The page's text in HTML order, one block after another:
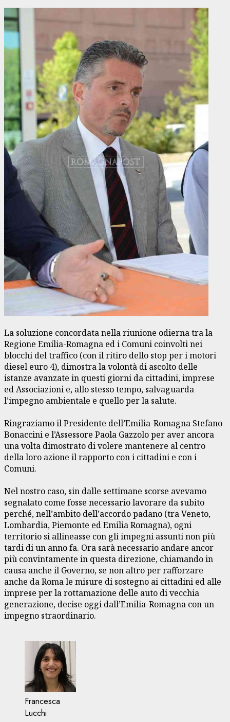
La soluzione concordata nella riunione odierna tra la
Regione Emilia-Romagna ed i Comuni coinvolti nei
blocchi del traffico (con il ritiro dello stop per i motori
diesel euro 4), dimostra la volontà di ascolto delle
istanze avanzate in questi giorni da cittadini, imprese
ed Associazioni e, allo stesso tempo, salvaguarda
l’impegno ambientale e quello per la salute.
Ringraziamo il Presidente dell’Emilia-Romagna Stefano
Bonaccini e l’Assessore Paola Gazzolo per aver ancora
una volta dimostrato di volere mantenere al centro
della loro azione il rapporto con i cittadini e con i
Comuni.
Nel nostro caso, sin dalle settimane scorse avevamo
segnalato come fosse necessario lavorare da subito
perché, nell’ambito dell’accordo padano (tra Veneto,
Lombardia, Piemonte ed Emilia Romagna), ogni
territorio si allineasse con gli impegni assunti non più
tardi di un anno fa. Ora sarà necessario andare ancor
più convintamente in questa direzione, chiamando in
causa anche il Governo, se non altro per rafforzare
anche da Roma le misure di sostegno ai cittadini ed alle
imprese per la rottamazione delle auto di vecchia
generazione, decise oggi dall’Emilia-Romagna con un
impegno straordinario.
Francesca
Lucchi